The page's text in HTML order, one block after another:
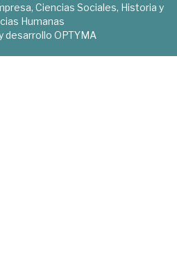
Ciencias Sociales, Historia y
Humanas
desarrollo OPTYMA